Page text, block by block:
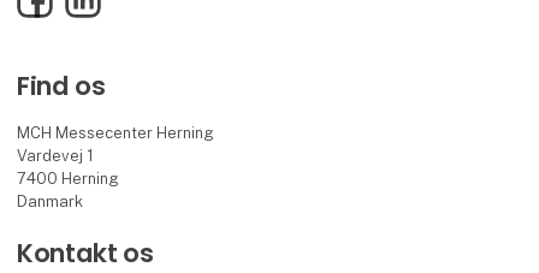
Find os
MCH Messecenter Herning
Vardevej 1
7400 Herning
Danmark
Kontakt os